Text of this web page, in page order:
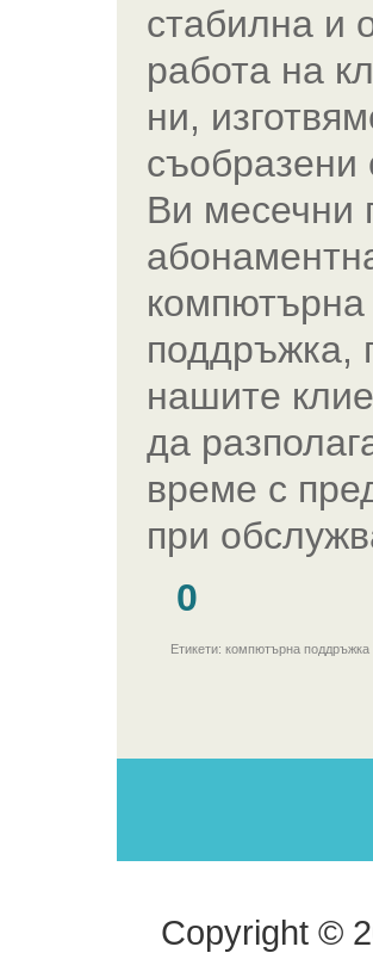
стабилна и
работа на
ни,
съобразени
Ви месечни
компютърна
поддръжка,
нашите
да
време с
при
0
Етикети: компютърна поддръжка
Copyright ©